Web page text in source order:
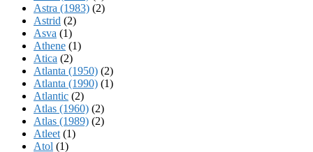
Astra (1983) (2)
Astrid (2)
Asva (1)
Athene (1)
Atica (2)
Atlanta (1950) (2)
Atlanta (1990) (1)
Atlantic (2)
Atlas (1960) (2)
Atlas (1989) (2)
Atleet (1)
Atol (1)